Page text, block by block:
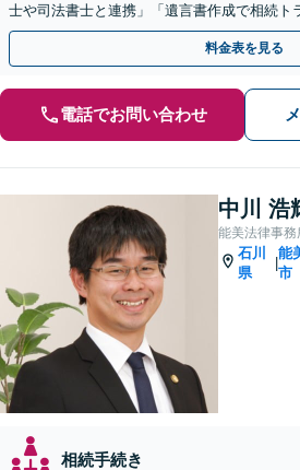
士や司法書士と連携」「遺言書作成で相続ト
式や内容について丁寧にアドバイス」
料金表を見る
電話でお問い合わせ
中川 浩
能美法律事務
石川
県
|
能
市
相続手続き